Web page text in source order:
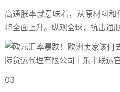
高通胀率就意味着，从原材料
将全面上升。纵观全球，抗击通
03